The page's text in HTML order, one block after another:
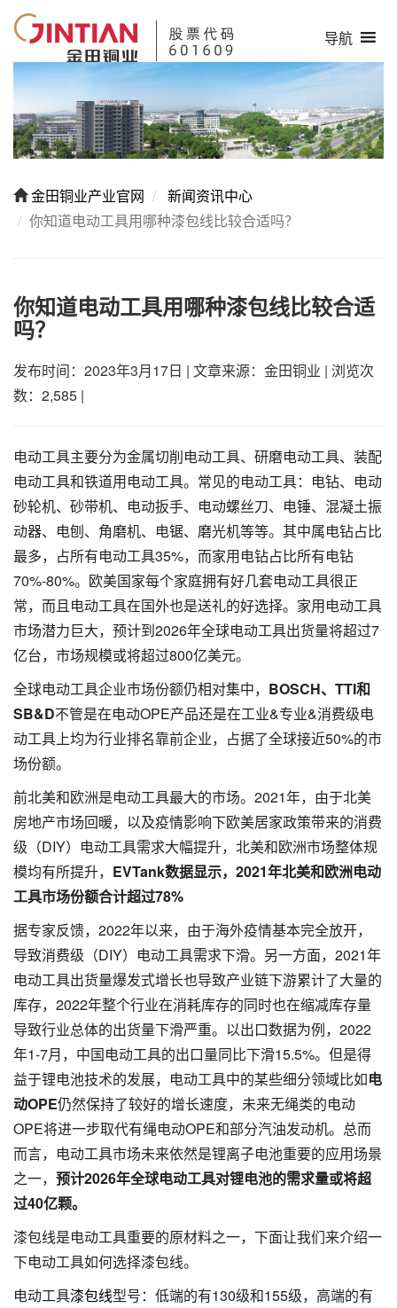
导航
金田铜业产业官网
新闻资讯中心
你知道电动工具用哪种漆包线比较合适吗？
你知道电动工具用哪种漆包线比较合适
吗？
发布时间：2023年3月17日 | 文章来源：金田铜业 | 浏览次
数：2,585 |
电动工具主要分为金属切削电动工具、研磨电动工具、装配
电动工具和铁道用电动工具。常见的电动工具：电钻、电动
砂轮机、砂带机、电动扳手、电动螺丝刀、电锤、混凝土振
动器、电刨、角磨机、电锯、磨光机等等。其中属电钻占比
最多，占所有电动工具35%，而家用电钻占比所有电钻
70%-80%。欧美国家每个家庭拥有好几套电动工具很正
常，而且电动工具在国外也是送礼的好选择。家用电动工具
市场潜力巨大，预计到2026年全球电动工具出货量将超过7
亿台，市场规模或将超过800亿美元。
全球电动工具企业市场份额仍相对集中， BOSCH、 TTI和
SB&D不管是在电动OPE产品还是在工业&专业&消费级电
动工具上均为行业排名靠前企业，占据了全球接近50%的市
场份额。
前北美和欧洲是电动工具最大的市场。2021年，由于北美
房地产市场回暖，以及疫情影响下欧美居家政策带来的消费
级（DIY）电动工具需求大幅提升，北美和欧洲市场整体规
模均有所提升， EVTank数据显示， 2021年北美和欧洲电动
工具市场份额合计超过78%
据专家反馈，2022年以来，由于海外疫情基本完全放开，
导致消费级（DIY）电动工具需求下滑。另一方面，2021年
电动工具出货量爆发式增长也导致产业链下游累计了大量的
库存，2022年整个行业在消耗库存的同时也在缩减库存量
导致行业总体的出货量下滑严重。以出口数据为例，2022
年1-7月，中国电动工具的出口量同比下滑15.5%。但是得
益于锂电池技术的发展，电动工具中的某些细分领域比如电
动OPE仍然保持了较好的增长速度，未来无绳类的电动
OPE将进一步取代有绳电动OPE和部分汽油发动机。总而
而言，电动工具市场未来依然是锂离子电池重要的应用场景
之一， 预计2026年全球电动工具对锂电池的需求量或将超
过40亿颗。
漆包线是电动工具重要的原材料之一，下面让我们来介绍一
下电动工具如何选择漆包线。
电动工具漆包线型号：低端的有130级和155级，高端的有